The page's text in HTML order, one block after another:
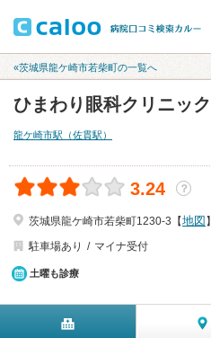
«茨城県龍ケ崎市若柴町の一覧へ
ひまわり眼科クリニック
龍ケ崎市駅（佐貫駅）
3.24 ？
茨城県龍ケ崎市若柴町1230-3【地図 】
駐車場あり
マイナ受付
土曜も診療